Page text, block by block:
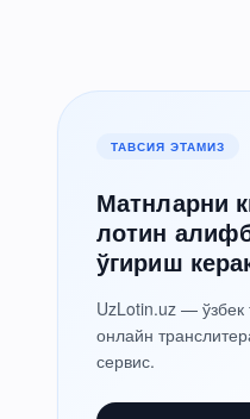
ТАВСИЯ ЭТАМИЗ
Матнларни
лотин
ўгириш
UzLotin.uz — ўзбек
онлайн
сервис.